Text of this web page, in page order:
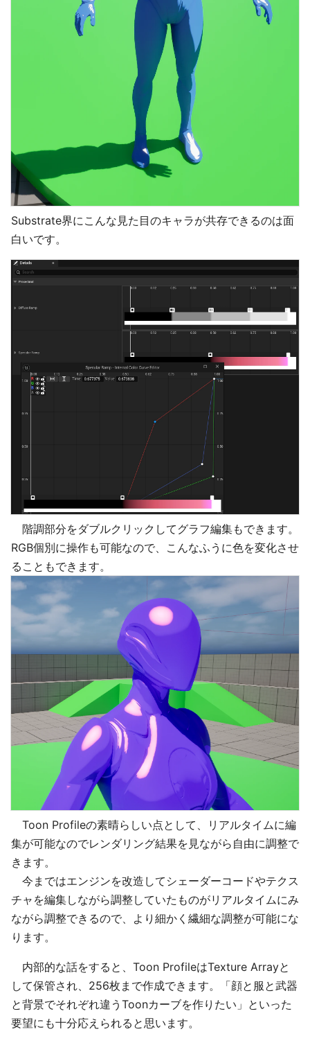
Substrate界にこんな見た目のキャラが共存できるのは面
白いです。
階調部分をダブルクリックしてグラフ編集もできます。
RGB個別に操作も可能なので、こんなふうに色を変化させ
ることもできます。
Toon Profileの素晴らしい点として、リアルタイムに編
集が可能なのでレンダリング結果を見ながら自由に調整で
きます。
今まではエンジンを改造してシェーダーコードやテクス
チャを編集しながら調整していたものがリアルタイムにみ
ながら調整できるので、より細かく繊細な調整が可能にな
ります。
内部的な話をすると、Toon ProfileはTexture Arrayと
して保管され、256枚まで作成できます。「顔と服と武器
と背景でそれぞれ違うToonカーブを作りたい」といった
要望にも十分応えられると思います。